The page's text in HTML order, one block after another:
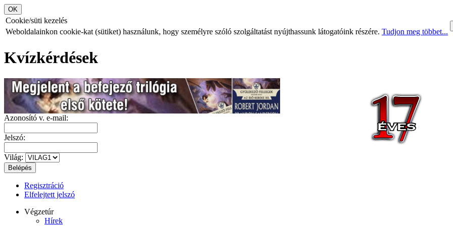
Cookie/süti kezelés
Weboldalainkon cookie-kat (sütiket) használunk, hogy személyre szóló szolgáltatást nyújthassunk látogatóink részére. Tudjon meg többet...
Kvízkérdések
Azonosító v. e-mail:
Jelszó:
Világ:
Regisztráció
Elfelejtett jelszó
Végzetúr
Hírek